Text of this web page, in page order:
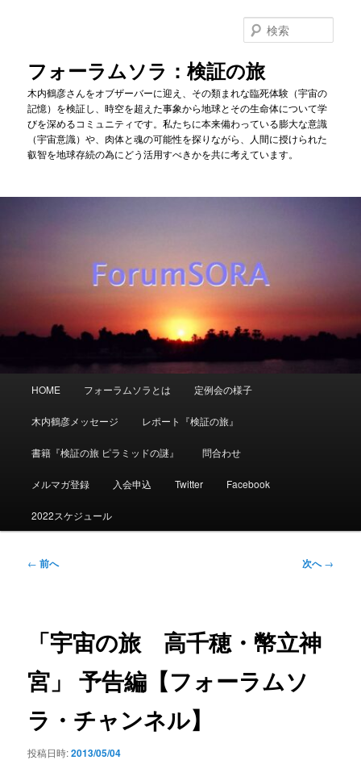
フォーラムソラ：検証の旅
木内鶴彦さんをオブザーバーに迎え、その類まれな臨死体験（宇宙の
記憶）を検証し、時空を超えた事象から地球とその生命体について学
びを深めるコミュニティです。私たちに本来備わっている膨大な意識
（宇宙意識）や、肉体と魂の可能性を探りながら、人間に授けられた
叡智を地球存続の為にどう活用すべきかを共に考えています。
索
HOME フォーラムソラとは 定例会の様子
木内鶴彦メッセージ レポート『検証の旅』
書籍『検証の旅 ピラミッドの謎』 問合わせ
メルマガ登録 入会申込 Twitter Facebook
2022スケジュール
投
ョ
ン
← 前へ 次へ→
「宇宙の旅 高千穂・幣立神
宮」 予告編【フォーラムソ
ラ・チャンネル】
投稿日時:2013/05/04